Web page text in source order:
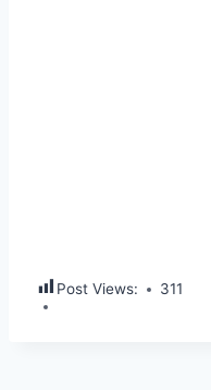
Post Views: 311